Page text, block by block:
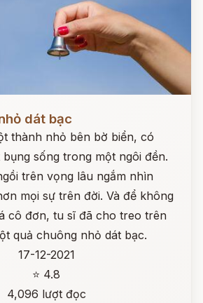
dát bạc
thành nhỏ bên bờ biển, có
sống trong một ngôi đền.
trên vọng lâu ngắm nhìn
mọi sự trên đời. Và để không
cô đơn, tu sĩ đã cho treo trên
quả chuông nhỏ dát bạc.
17-12-2021
⭐ 4.8
4,096 lượt đọc